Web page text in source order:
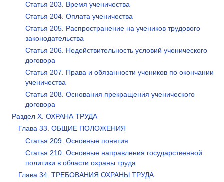
Статья 203. Время ученичества
Статья 204. Оплата ученичества
Статья 205. Распространение на учеников трудового
законодательства
Статья 206. Недействительность условий ученического
договора
Статья 207. Права и обязанности учеников по окончании
ученичества
Статья 208. Основания прекращения ученического
договора
Раздел X. ОХРАНА ТРУДА
Глава 33. ОБЩИЕ ПОЛОЖЕНИЯ
Статья 209. Основные понятия
Статья 210. Основные направления государственной
политики в области охраны труда
Глава 34. ТРЕБОВАНИЯ ОХРАНЫ ТРУДА